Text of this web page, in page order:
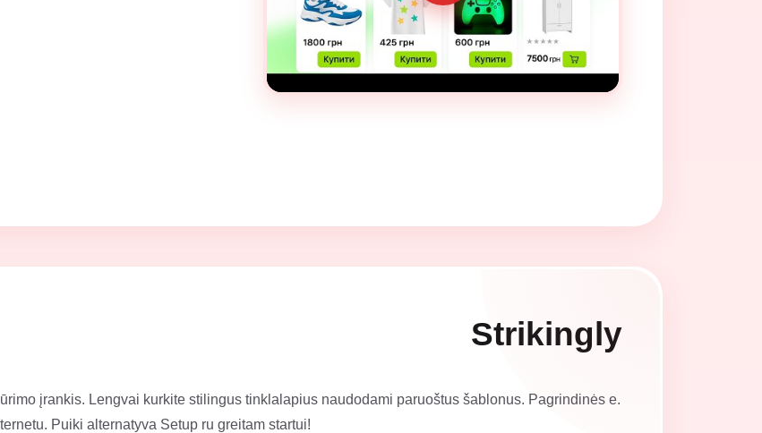
Strikingly
įrankis. Lengvai kurkite stilingus tinklalapius naudodami paruoštus šablonus. Pagrindinės e.
Puiki alternatyva Setup ru greitam startui!